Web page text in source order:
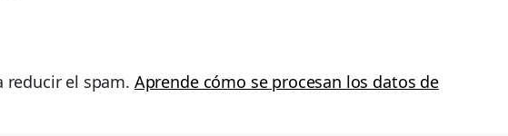
reducir el spam. Aprende cómo se procesan los datos de